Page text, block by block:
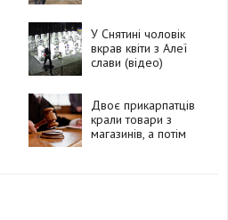
У Снятині чоловік
вкрав квіти з Алеї
слави (відео)
Двоє прикарпатців
крали товари з
магазинів, а потім